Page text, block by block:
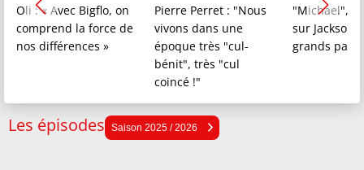
Oli : « Avec Bigflo, on
comprend la force de
nos différences »
Pierre Perret : "Nous
vivons dans une
époque très "cul-
bénit", très "cul
coincé !"
"Michael",
sur Jackson
grands pas
Les épisodes Saison 2025 / 2026